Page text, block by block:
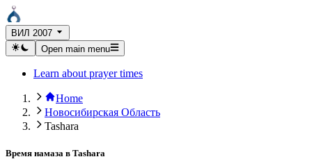
ВИЛ 2007
Open main menu
Learn about prayer times
Home
Новосибирская Область
Tashara
Время намаза в Tashara